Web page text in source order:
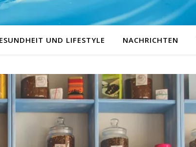
UND LIFESTYLE NACHRICHTEN